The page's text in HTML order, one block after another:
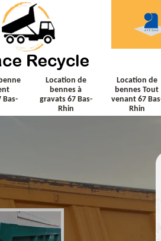
Bas-
Location de
bennes à
gravats 67 Bas-
Rhin
Location de
bennes Tout
venant 67
Rhin